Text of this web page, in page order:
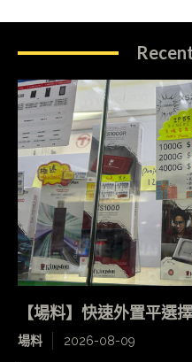
【場料】快速外置平
場料 2026-08-09